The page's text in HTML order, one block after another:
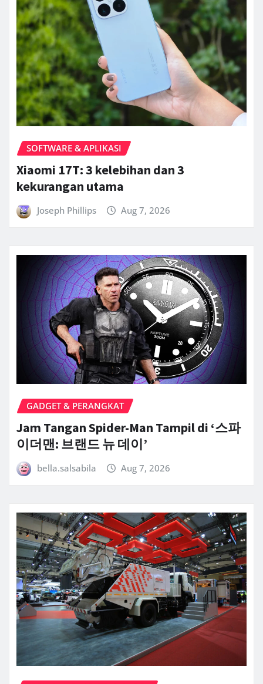
SOFTWARE & APLIKASI
Xiaomi 17T: 3 kelebihan dan 3
kekurangan utama
Joseph Phillips Aug 7, 2026
GADGET & PERANGKAT
Jam Tangan Spider-Man Tampil di ‘스파
이더맨: 브랜드 뉴 데이’
bella.salsabila Aug 7, 2026